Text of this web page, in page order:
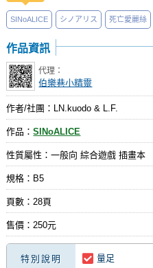
SINoALICE シノアリス 死亡愛麗絲
作品資訊
代理：
伯樂巷小精靈
作者/社團：LN.kuodo & L.F.
作品：SINoALICE
性質屬性：一般向 綜合遊戲 插畫本
規格：B5
頁數：28頁
售價：250元
特別說明 量足